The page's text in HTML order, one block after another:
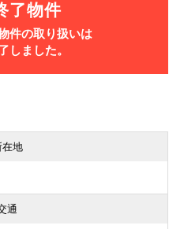
了物件
件の取り扱いは
しました。
在地
通